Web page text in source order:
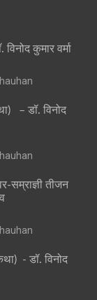
कुमार वर्मा
– डॉ. विनोद
सम्राज्ञी तीजन
​- डॉ. विनोद